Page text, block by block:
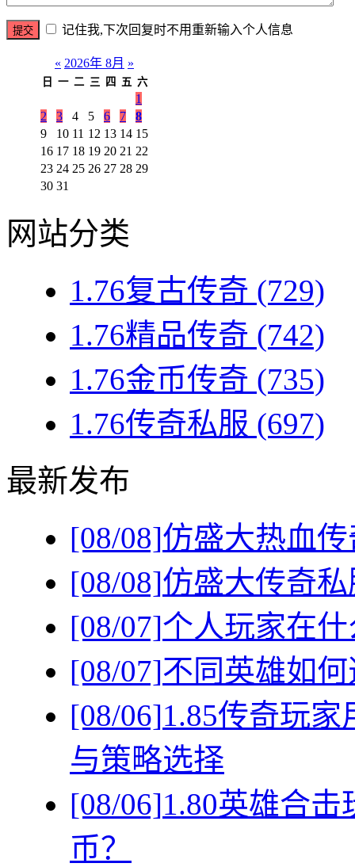
记住我,下次回复时不用重新输入个人信息
« 2026年 8月 »
日 一 二 三 四 五 六
1
2
3 4 5 6 7
8
9
10 11 12 13 14 15
16 17 18 19 20 21 22
23 24 25 26 27 28 29
30 31
网站分类
1.76复古传奇 (729)
1.76精品传奇 (742)
1.76金币传奇 (735)
1.76传奇私服 (697)
最新发布
[08/08]仿盛大热血
[08/08]仿盛大传奇
[08/07]个人玩家在
[08/07]不同英雄如
[08/06]1.85传奇玩
与策略选择
[08/06]1.80英雄合
币？